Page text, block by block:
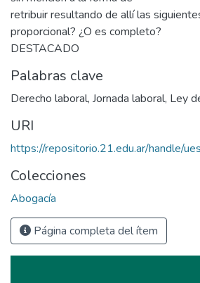
retribuir resultando de allí las
proporcional? ¿O es completo?
DESTACADO
Palabras clave
Derecho laboral, Jornada laboral, Ley
URI
https://repositorio.21.edu.ar/handle/
Colecciones
Abogacía
Página completa del ítem